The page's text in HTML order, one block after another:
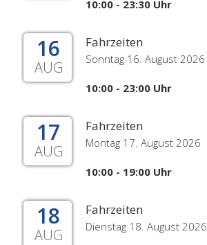
10:00 - 23:30 Uhr
16
AUG
Fahrzeiten
Sonntag 16. August 2026
10:00 - 23:00 Uhr
17
AUG
Fahrzeiten
Montag 17. August 2026
10:00 - 19:00 Uhr
18
AUG
Fahrzeiten
Dienstag 18. August 2026